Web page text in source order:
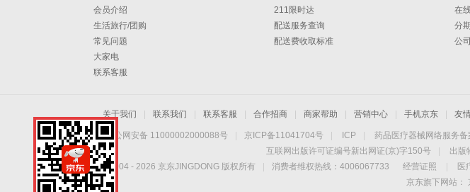
会员介绍
生活旅行/团购
常见问题
大家电
联系客服
211限时达
配送服务查询
配送费收取标准
在
分
公
关于我们 联系我们 联系客服 合作招商 商家帮助 营销中心 手机京东 友
京公网安备 11000002000088号 京ICP备11041704号 ICP 药品医疗器械网络服务备
互联网出版许可证编号新出网证(京)字150号
出版
Copyright © 2004 - 2026 京东JINGDONG 版权所有 消费者维权热线：4006067733 经营证照 医
京东旗下网站：